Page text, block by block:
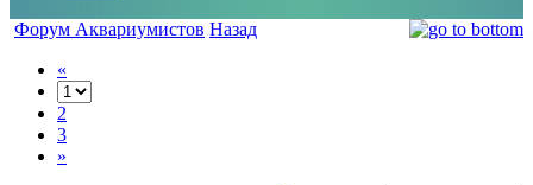
Форум Аквариумистов Назад
«
2
3
»